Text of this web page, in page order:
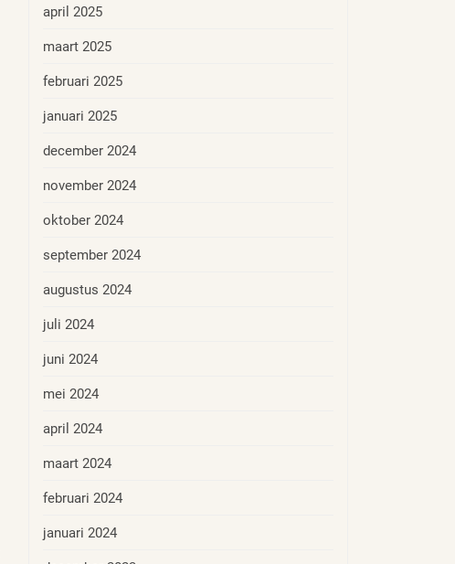
april 2025
maart 2025
februari 2025
januari 2025
december 2024
november 2024
oktober 2024
september 2024
augustus 2024
juli 2024
juni 2024
mei 2024
april 2024
maart 2024
februari 2024
januari 2024